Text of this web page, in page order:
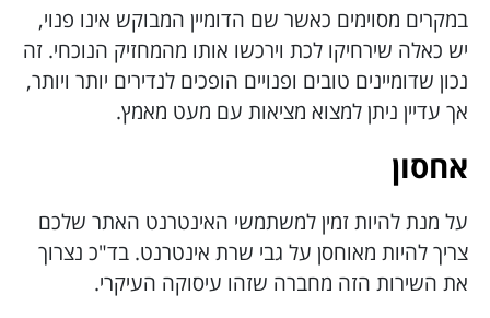
במקרים מסוימים כאשר שם הדומיין המבוקש אינו פנוי,
יש כאלה שירחיקו לכת וירכשו אותו מהמחזיק הנוכחי. זה
נכון שדומיינים טובים ופנויים הופכים לנדירים יותר ויותר,
אך עדיין ניתן למצוא מציאות עם מעט מאמץ.
אחסון
על מנת להיות זמין למשתמשי האינטרנט האתר שלכם
צריך להיות מאוחסן על גבי שרת אינטרנט. בד"כ נצרוך
את השירות הזה מחברה שזהו עיסוקה העיקרי.